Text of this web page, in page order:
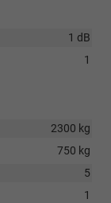
1 dB
1
2300 kg
750 kg
5
1